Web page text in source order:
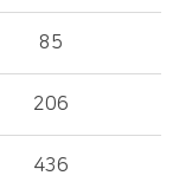
85
206
436